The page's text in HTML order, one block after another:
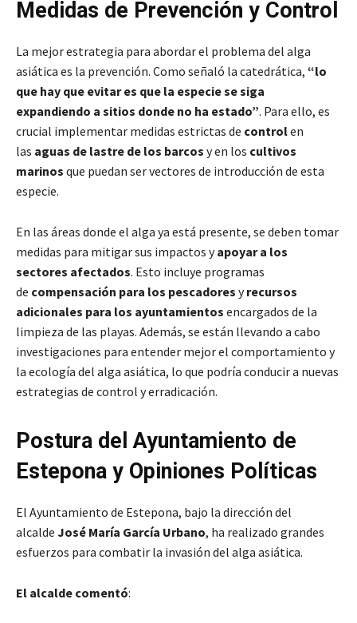
Medidas de Prevención y Control
La mejor estrategia para abordar el problema del alga
asiática es la prevención. Como señaló la catedrática, “lo
que hay que evitar es que la especie se siga
expandiendo a sitios donde no ha estado”. Para ello, es
crucial implementar medidas estrictas de controlen
las aguas de lastre de los barcos y en los cultivos
marinos que puedan ser vectores de introducción de esta
especie.
En las áreas donde el alga ya está presente, se deben tomar
medidas para mitigar sus impactos yapoyar a los
sectores afectados. Esto incluye programas
de compensación para los pescadores yrecursos
adicionales para los ayuntamientos encargados de la
limpieza de las playas. Además, se están llevando a cabo
investigaciones para entender mejor el comportamiento y
la ecología del alga asiática, lo que podría conducir a nuevas
estrategias de control y erradicación.
Postura del Ayuntamiento de
Estepona y Opiniones Políticas
El Ayuntamiento de Estepona, bajo la dirección del
alcalde José María García Urbano, ha realizado grandes
esfuerzos para combatir la invasión del alga asiática.
El alcalde comentó: